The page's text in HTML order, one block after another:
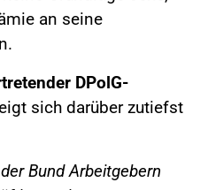
an seine
DPolG-
sich darüber zutiefst
Bund Arbeitgebern